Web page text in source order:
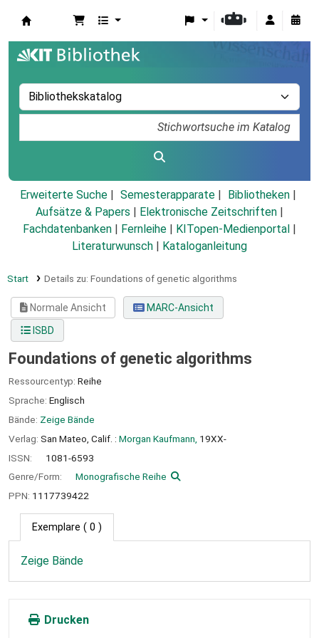
Erweiterte Suche Semesterapparate
Bibliotheken
Aufsätze & Papers
Elektronische Zeitschriften
Fachdatenbanken
Fernleihe KITopen-Medienportal
Literaturwunsch
Kataloganleitung
Start Details zu: Foundations of genetic algorithms
Normale Ansicht
MARC-Ansicht
ISBD
Foundations of genetic algorithms
Ressourcentyp: Reihe
Sprache: Englisch
Bände: Zeige Bände
Verlag: San Mateo, Calif. : Morgan Kaufmann, 19XX-
ISSN:
1081-6593
Genre/Form:
Monografische Reihe
PPN: 1117739422
Exemplare ( 0 )
Zeige Bände
Drucken